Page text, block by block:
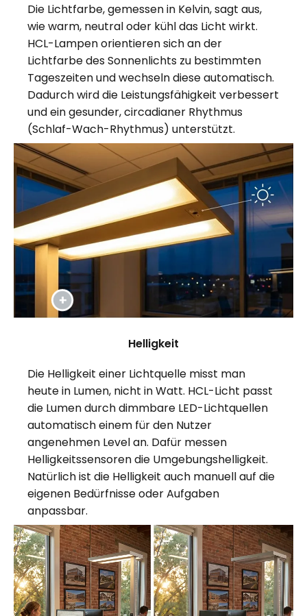
Die Lichtfarbe, gemessen in Kelvin, sagt aus,
wie warm, neutral oder kühl das Licht wirkt.
HCL-Lampen orientieren sich an der
Lichtfarbe des Sonnenlichts zu bestimmten
Tageszeiten und wechseln diese automatisch.
Dadurch wird die Leistungsfähigkeit verbessert
und ein gesunder, circadianer Rhythmus
(Schlaf-Wach-Rhythmus) unterstützt.
Helligkeit
Die Helligkeit einer Lichtquelle misst man
heute in Lumen, nicht in Watt. HCL-Licht passt
die Lumen durch dimmbare LED-Lichtquellen
automatisch einem für den Nutzer
angenehmen Level an. Dafür messen
Helligkeitssensoren die Umgebungshelligkeit.
Natürlich ist die Helligkeit auch manuell auf die
eigenen Bedürfnisse oder Aufgaben
anpassbar.